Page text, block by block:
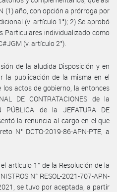
(1) año, con opción a prórroga por
(v. artículo 1°); 2) Se aprobó
Particulares individualizado como
(v. artículo 2°).
de la aludida Disposición y en
la publicación de la misma en el
actos de gobierno, la entonces
DE CONTRATACIONES de la
PÚBLICA de la JEFATURA DE
la renuncia al cargo en el que
N° DCTO-2019-86-APN-PTE, a
artículo 1° de la Resolución de la
N° RESOL-2021-707-APN-
se tuvo por aceptada, a partir